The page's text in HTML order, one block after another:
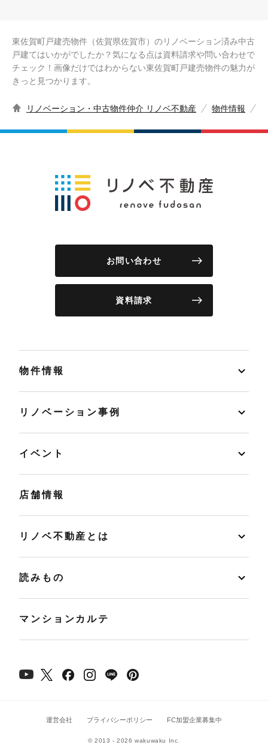
東佐賀町戸建売物件（佐賀県佐賀市）のリノベーション済み中古
戸建てはいかがでしたか？気になる点は資料請求や問い合わせで
チェック！画像だけではわからない東佐賀町戸建売物件の魅力が
きっと見つかります。
リノベーション・中古物件仲介 リノベ不動産 物件情報
お問い合わせ
資料請求
物件情報
リノベーション事例
イベント
店舗情報
リノベ不動産とは
読みもの
マンションカルテ
© 2013 - 2026 wakuwaku Inc.
運営会社 プライバシーポリシー FC加盟企業募集中